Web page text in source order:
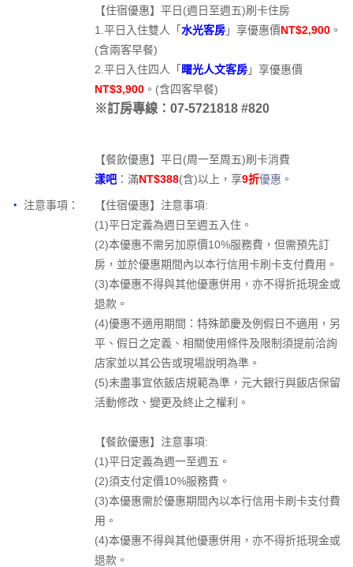
【住宿優惠】平日(週日至週五)刷卡住房
1.平日入住雙人「 水光客房 」享優惠價NT$2,900 。
(含兩客早餐)
2.平日入住四人「 曙光人文客房 」享優惠價
NT$3,900 。(含四客早餐)
※訂房專線：07-5721818 #820
【餐飲優惠】平日(周一至周五)刷卡消費
漾吧 ：滿NT$388(含)以上，享9折優惠 。
注意事項：
【住宿優惠】注意事項:
(1)平日定義為週日至週五入住。
(2)本優惠不需另加原價10%服務費，但需預先訂
房，並於優惠期間內以本行信用卡刷卡支付費用。
(3)本優惠不得與其他優惠併用，亦不得折抵現金或
退款。
(4)優惠不適用期間：特殊節慶及例假日不適用，另
平、假日之定義、相關使用條件及限制須提前洽詢
店家並以其公告或現場說明為準。
(5)未盡事宜依飯店規範為準，元大銀行與飯店保留
活動修改、變更及終止之權利。
【餐飲優惠】注意事項:
(1)平日定義為週一至週五。
(2)須支付定價10%服務費。
(3)本優惠需於優惠期間內以本行信用卡刷卡支付費
用。
(4)本優惠不得與其他優惠併用，亦不得折抵現金或
退款。